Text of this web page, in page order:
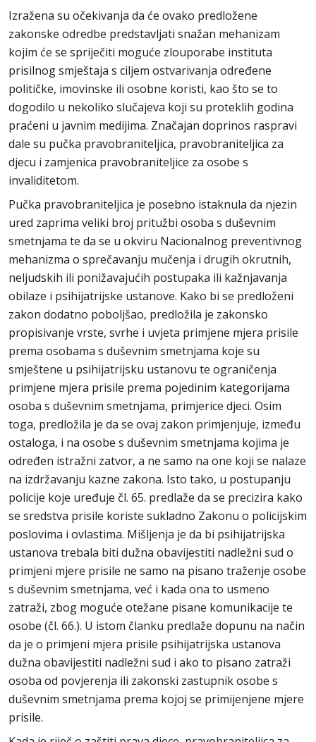
Izražena su očekivanja da će ovako predložene
zakonske odredbe predstavljati snažan mehanizam
kojim će se spriječiti moguće zlouporabe instituta
prisilnog smještaja s ciljem ostvarivanja određene
političke, imovinske ili osobne koristi, kao što se to
dogodilo u nekoliko slučajeva koji su proteklih godina
praćeni u javnim medijima. Značajan doprinos raspravi
dale su pučka pravobraniteljica, pravobraniteljica za
djecu i zamjenica pravobraniteljice za osobe s
invaliditetom.
Pučka pravobraniteljica je posebno istaknula da njezin
ured zaprima veliki broj pritužbi osoba s duševnim
smetnjama te da se u okviru Nacionalnog preventivnog
mehanizma o sprečavanju mučenja i drugih okrutnih,
neljudskih ili ponižavajućih postupaka ili kažnjavanja
obilaze i psihijatrijske ustanove. Kako bi se predloženi
zakon dodatno poboljšao, predložila je zakonsko
propisivanje vrste, svrhe i uvjeta primjene mjera prisile
prema osobama s duševnim smetnjama koje su
smještene u psihijatrijsku ustanovu te ograničenja
primjene mjera prisile prema pojedinim kategorijama
osoba s duševnim smetnjama, primjerice djeci. Osim
toga, predložila je da se ovaj zakon primjenjuje, između
ostaloga, i na osobe s duševnim smetnjama kojima je
određen istražni zatvor, a ne samo na one koji se nalaze
na izdržavanju kazne zakona. Isto tako, u postupanju
policije koje uređuje čl. 65. predlaže da se precizira kako
se sredstva prisile koriste sukladno Zakonu o policijskim
poslovima i ovlastima. Mišljenja je da bi psihijatrijska
ustanova trebala biti dužna obavijestiti nadležni sud o
primjeni mjere prisile ne samo na pisano traženje osobe
s duševnim smetnjama, već i kada ona to usmeno
zatraži, zbog moguće otežane pisane komunikacije te
osobe (čl. 66.). U istom članku predlaže dopunu na način
da je o primjeni mjera prisile psihijatrijska ustanova
dužna obavijestiti nadležni sud i ako to pisano zatraži
osoba od povjerenja ili zakonski zastupnik osobe s
duševnim smetnjama prema kojoj se primijenjene mjere
prisile.